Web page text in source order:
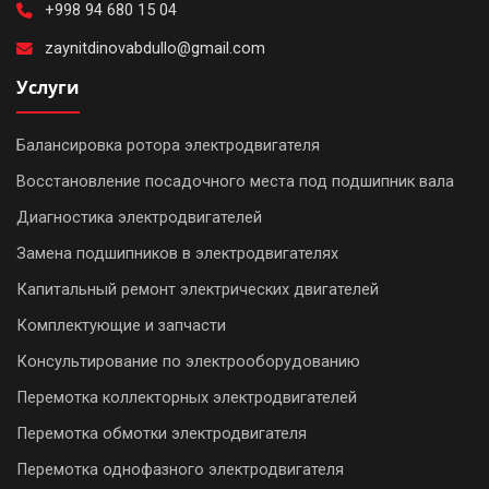
Ремонт
сварочных
трансформаторов
и
сварочного
Ремонт
трансформаторной
Ремонт
трансформаторов
Ремонт
тяговых
+998 94 680 15 04
zaynitdinovabdullo@gmail.com
Услуги
Балансировка ротора электродвигателя
Восстановление посадочного места под подшипник вала
Диагностика электродвигателей
Замена подшипников в электродвигателях
Капитальный ремонт электрических двигателей
Комплектующие и запчасти
Консультирование по электрооборудованию
Перемотка коллекторных электродвигателей
Перемотка обмотки электродвигателя
Перемотка однофазного электродвигателя